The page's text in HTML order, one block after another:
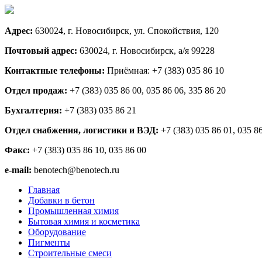
Адрес: 630024, г. Новосибирск, ул. Спокойствия, 120
Почтовый адрес: 630024, г. Новосибирск, а/я 99228
Контактные телефоны: Приёмная: +7 (383) 035 86 10
Отдел продаж: +7 (383) 035 86 00, 035 86 06, 335 86 20
Бухгалтерия: +7 (383) 035 86 21
Отдел снабжения, логистики и ВЭД: +7 (383) 035 86 01, 035
Факс: +7 (383) 035 86 10, 035 86 00
e-mail: benotech@benotech.ru
Главная
Добавки в бетон
Промышленная химия
Бытовая химия и косметика
Оборудование
Пигменты
Строительные смеси